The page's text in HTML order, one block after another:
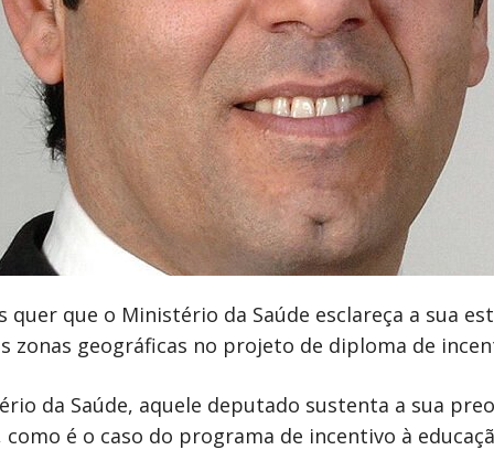
que o Ministério da Saúde esclareça a sua
zonas geográficas no projeto de diploma de
da Saúde, aquele deputado sustenta a sua
é o caso do programa de incentivo à